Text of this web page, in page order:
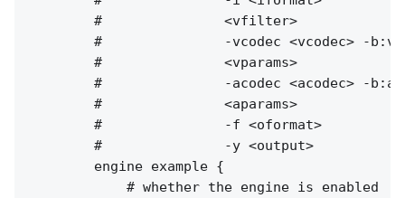
        #               <vfilter>
#               -vcodec <vcodec> -
        #               <vparams>
#               -acodec <acodec> -
        #               <aparams>
        #               -f <oformat>
        #               -y <output>
        engine example {
            # whether the engine is enabled